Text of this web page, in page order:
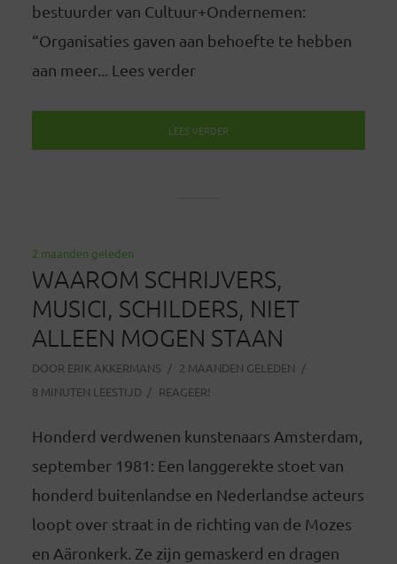
bestuurder van Cultuur+Ondernemen:
“Organisaties gaven aan behoefte te hebben
aan meer... Lees verder
LEES VERDER
2 maanden geleden
WAAROM SCHRIJVERS,
MUSICI, SCHILDERS, NIET
ALLEEN MOGEN STAAN
DOOR ERIK AKKERMANS
2 MAANDEN GELEDEN
8 MINUTEN LEESTIJD
REAGEER!
Honderd verdwenen kunstenaars Amsterdam,
september 1981: Een langgerekte stoet van
honderd buitenlandse en Nederlandse acteurs
loopt over straat in de richting van de Mozes
en Aäronkerk. Ze zijn gemaskerd en dragen